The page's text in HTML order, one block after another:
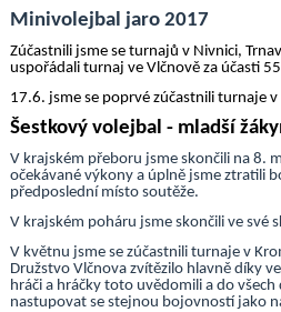
Minivolejbal jaro 2017
Zúčastnili jsme se turnajů v Nivnici,
uspořádali turnaj ve Vlčnově za účasti
17.6. jsme se poprvé zúčastnili turnaje
Šestkový volejbal - mladší
V krajském přeboru jsme skončili na 8.
očekávané výkony a úplně jsme ztratili
předposlední místo soutěže.
V krajském poháru jsme skončili ve své
V květnu jsme se zúčastnili turnaje v
Družstvo Vlčnova zvítězilo hlavně díky
hráči a hráčky toto uvědomili a do všech
nastupovat se stejnou bojovností jako